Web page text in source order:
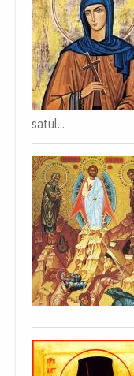
satul...